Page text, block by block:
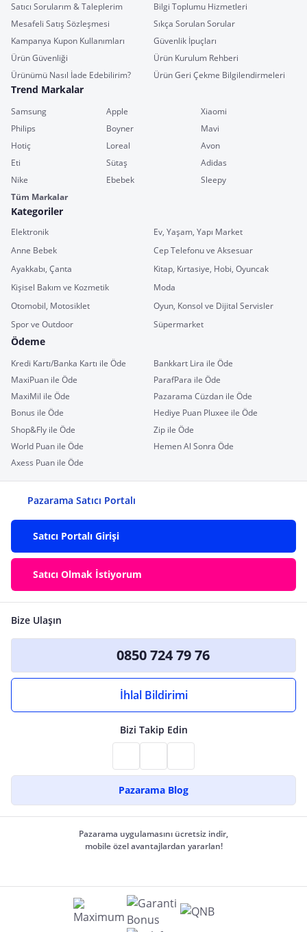
Satıcı Sorularım & Taleplerim
Bilgi Toplumu Hizmetleri
Mesafeli Satış Sözleşmesi
Sıkça Sorulan Sorular
Kampanya Kupon Kullanımları
Güvenlik İpuçları
Ürün Güvenliği
Ürün Kurulum Rehberi
Ürünümü Nasıl İade Edebilirim?
Ürün Geri Çekme Bilgilendirmeleri
Trend Markalar
Samsung Apple
Xiaomi
Philips
Boyner
Mavi
Hotiç
Loreal
Avon
Eti
Sütaş
Adidas
Nike
Ebebek
Sleepy
Tüm Markalar
Kategoriler
Elektronik
Ev, Yaşam, Yapı Market
Anne Bebek
Cep Telefonu ve Aksesuar
Ayakkabı, Çanta
Kitap, Kırtasiye, Hobi, Oyuncak
Kişisel Bakım ve Kozmetik
Moda
Otomobil, Motosiklet
Oyun, Konsol ve Dijital Servisler
Spor ve Outdoor
Süpermarket
Ödeme
Kredi Kartı/Banka Kartı ile Öde
Bankkart Lira ile Öde
MaxiPuan ile Öde
ParafPara ile Öde
MaxiMil ile Öde
Pazarama Cüzdan ile Öde
Bonus ile Öde
Hediye Puan Pluxee ile Öde
Shop&Fly ile Öde
Zip ile Öde
World Puan ile Öde
Hemen Al Sonra Öde
Axess Puan ile Öde
Pazarama Satıcı Portalı
Satıcı Portalı Girişi
Satıcı Olmak İstiyorum
Bize Ulaşın
0850 724 79 76
İhlal Bildirimi
Bizi Takip Edin
Pazarama Blog
Pazarama uygulamasını ücretsiz indir,
mobile özel avantajlardan yararlan!